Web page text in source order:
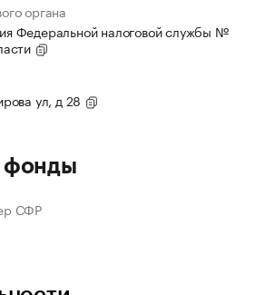
органа
Федеральной налоговой службы №
ул, д 28
фонды
СФР